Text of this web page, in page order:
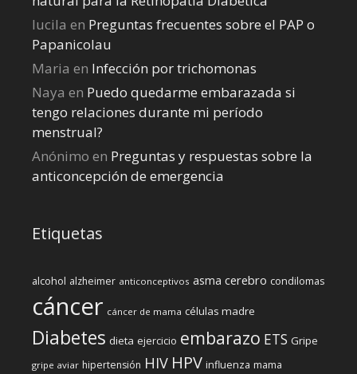
lucila en Preguntas frecuentes sobre el PAP o
Papanicolau
Maria en Infección por trichomonas
Naya en Puedo quedarme embarazada si
tengo relaciones durante mi perí­odo
menstrual?
Anónimo en Preguntas y respuestas sobre la
anticoncepción de emergencia
Etiquetas
alcohol alzheimer anticonceptivos asma cerebro condilomas
cáncer cáncer de mama células madre
Diabetes dieta ejercicio embarazo ETS Gripe
gripe aviar hipertensión HIV HPV influenza mama